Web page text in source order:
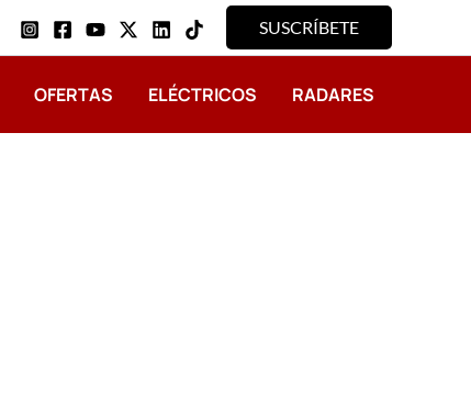
SUSCRÍBETE
OFERTAS ELÉCTRICOS RADARES